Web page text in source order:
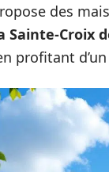
des
Sainte-Croix
profitant